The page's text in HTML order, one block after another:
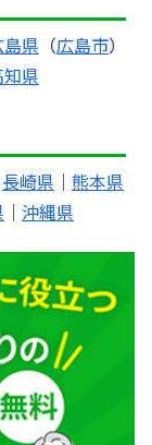
県 （広島市）
県
長崎県 ｜ 熊本県
｜ 沖縄県